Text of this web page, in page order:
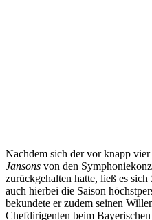
Nachdem sich der vor knapp vier
Jansons von den
zurückgehalten hatte, ließ es sich
auch hierbei die Saison
bekundete er zudem seinen
Chefdirigenten beim